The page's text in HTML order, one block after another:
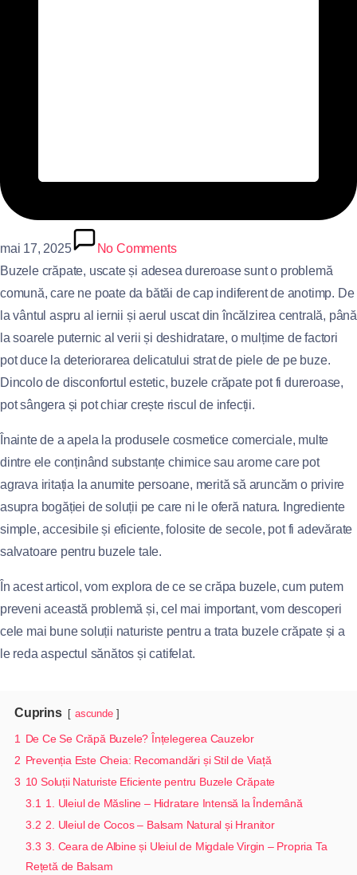
mai 17, 2025
No Comments
Buzele crăpate, uscate și adesea dureroase sunt o problemă
comună, care ne poate da bătăi de cap indiferent de anotimp. De
la vântul aspru al iernii și aerul uscat din încălzirea centrală, până
la soarele puternic al verii și deshidratare, o mulțime de factori
pot duce la deteriorarea delicatului strat de piele de pe buze.
Dincolo de disconfortul estetic, buzele crăpate pot fi dureroase,
pot sângera și pot chiar crește riscul de infecții.
Înainte de a apela la produsele cosmetice comerciale, multe
dintre ele conținând substanțe chimice sau arome care pot
agrava iritația la anumite persoane, merită să aruncăm o privire
asupra bogăției de soluții pe care ni le oferă natura. Ingrediente
simple, accesibile și eficiente, folosite de secole, pot fi adevărate
salvatoare pentru buzele tale.
În acest articol, vom explora de ce se crăpa buzele, cum putem
preveni această problemă și, cel mai important, vom descoperi
cele mai bune soluții naturiste pentru a trata buzele crăpate și a
le reda aspectul sănătos și catifelat.
Cuprins ascunde
1
De Ce Se Crăpă Buzele? Înțelegerea Cauzelor
2 Prevenția Este Cheia: Recomandări și Stil de Viață
3 10 Soluții Naturiste Eficiente pentru Buzele Crăpate
3.1 1. Uleiul de Măsline – Hidratare Intensă la Îndemână
3.2 2. Uleiul de Cocos – Balsam Natural și Hranitor
3.3 3. Ceara de Albine și Uleiul de Migdale Virgin – Propria Ta
Rețetă de Balsam